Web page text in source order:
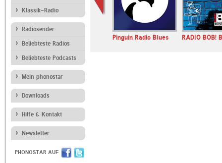
Klassik-Radio
Radiosender
Beliebteste Radios
Beliebteste Podcasts
Mein phonostar
Downloads
Hilfe & Kontakt
Newsletter
PHONOSTAR AUF
Rock
Pinguin Radio Blues RADIO BOB!